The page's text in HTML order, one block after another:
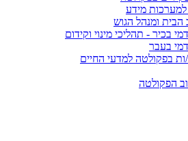
למערכות מידע
הבית ומנהל הגוש
בכיר - תהליכי מינוי וקידום
בעבר
ות בפקולטה למדעי החיים
הפקולטה